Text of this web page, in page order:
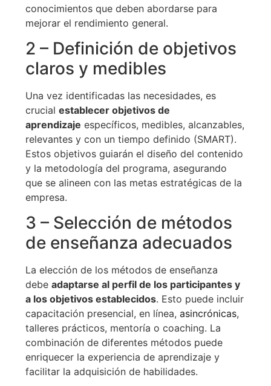
conocimientos que deben abordarse para
mejorar el rendimiento general.
2 – Definición de objetivos
claros y medibles
Una vez identificadas las necesidades, es
crucial establecer objetivos de
aprendizaje específicos, medibles, alcanzables,
relevantes y con un tiempo definido (SMART).
Estos objetivos guiarán el diseño del contenido
y la metodología del programa, asegurando
que se alineen con las metas estratégicas de la
empresa.
3 – Selección de métodos
de enseñanza adecuados
La elección de los métodos de enseñanza
debe adaptarse al perfil de los participantes y
a los objetivos establecidos. Esto puede incluir
capacitación presencial, en línea, asincrónicas,
talleres prácticos, mentoría o coaching. La
combinación de diferentes métodos puede
enriquecer la experiencia de aprendizaje y
facilitar la adquisición de habilidades.